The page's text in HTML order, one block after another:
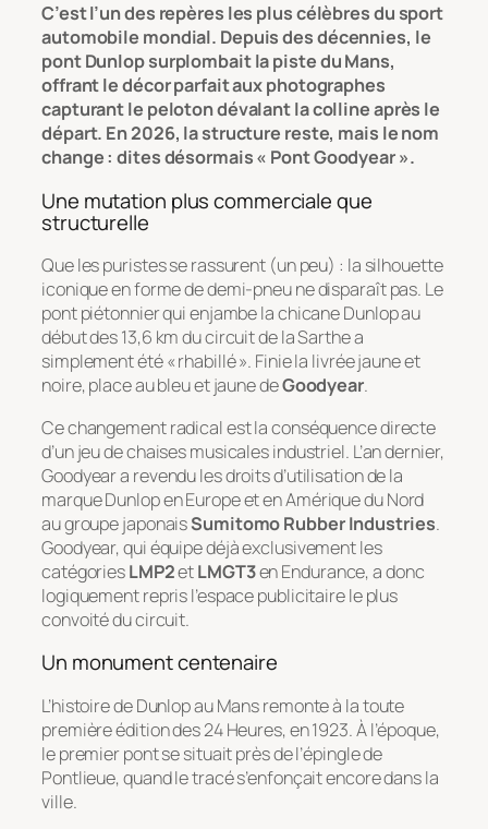
C’est l’un des repères les plus célèbres du sport
automobile mondial. Depuis des décennies, le
pont Dunlop surplombait la piste du Mans,
offrant le décor parfait aux photographes
capturant le peloton dévalant la colline après le
départ. En 2026, la structure reste, mais le nom
change : dites désormais « Pont Goodyear ».
Une mutation plus commerciale que
structurelle
Que les puristes se rassurent (un peu) : la silhouette
iconique en forme de demi-pneu ne disparaît pas. Le
pont piétonnier qui enjambe la chicane Dunlop au
début des 13,6 km du circuit de la Sarthe a
simplement été « rhabillé ». Finie la livrée jaune et
noire, place au bleu et jaune deGoodyear.
Ce changement radical est la conséquence directe
d’un jeu de chaises musicales industriel. L’an dernier,
Goodyear a revendu les droits d’utilisation de la
marque Dunlop en Europe et en Amérique du Nord
au groupe japonaisSumitomo Rubber Industries.
Goodyear, qui équipe déjà exclusivement les
catégoriesLMP2etLMGT3en Endurance, a donc
logiquement repris l’espace publicitaire le plus
convoité du circuit.
Un monument centenaire
L’histoire de Dunlop au Mans remonte à la toute
première édition des 24 Heures, en 1923. À l’époque,
le premier pont se situait près de l’épingle de
Pontlieue, quand le tracé s’enfonçait encore dans la
ville.